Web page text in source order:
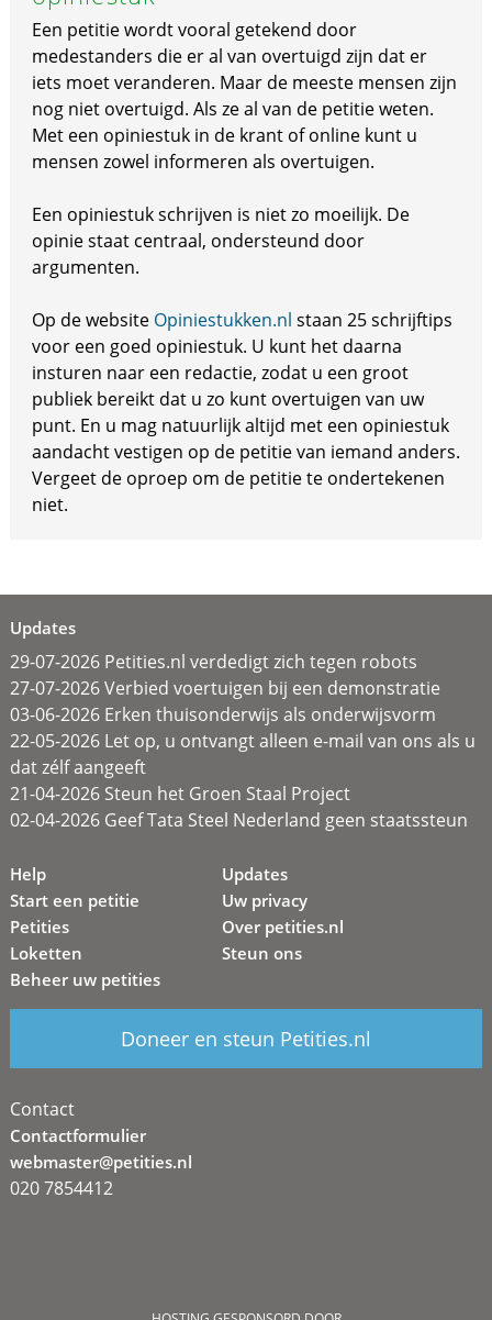
Een petitie wordt vooral getekend door
medestanders die er al van overtuigd zijn dat er
iets moet veranderen. Maar de meeste mensen zijn
nog niet overtuigd. Als ze al van de petitie weten.
Met een opiniestuk in de krant of online kunt u
mensen zowel informeren als overtuigen.
Een opiniestuk schrijven is niet zo moeilijk. De
opinie staat centraal, ondersteund door
argumenten.
Op de website Opiniestukken.nl staan 25 schrijftips
voor een goed opiniestuk. U kunt het daarna
insturen naar een redactie, zodat u een groot
publiek bereikt dat u zo kunt overtuigen van uw
punt. En u mag natuurlijk altijd met een opiniestuk
aandacht vestigen op de petitie van iemand anders.
Vergeet de oproep om de petitie te ondertekenen
niet.
Updates
29-07-2026 Petities.nl verdedigt zich tegen robots
27-07-2026 Verbied voertuigen bij een demonstratie
03-06-2026 Erken thuisonderwijs als onderwijsvorm
22-05-2026 Let op, u ontvangt alleen e-mail van ons als u
dat zélf aangeeft
21-04-2026 Steun het Groen Staal Project
02-04-2026 Geef Tata Steel Nederland geen staatssteun
Help
Start een petitie
Petities
Loketten
Beheer uw petities
Updates
Uw privacy
Over petities.nl
Steun ons
Doneer en steun Petities.nl
Contact
Contactformulier
webmaster@petities.nl
020 7854412